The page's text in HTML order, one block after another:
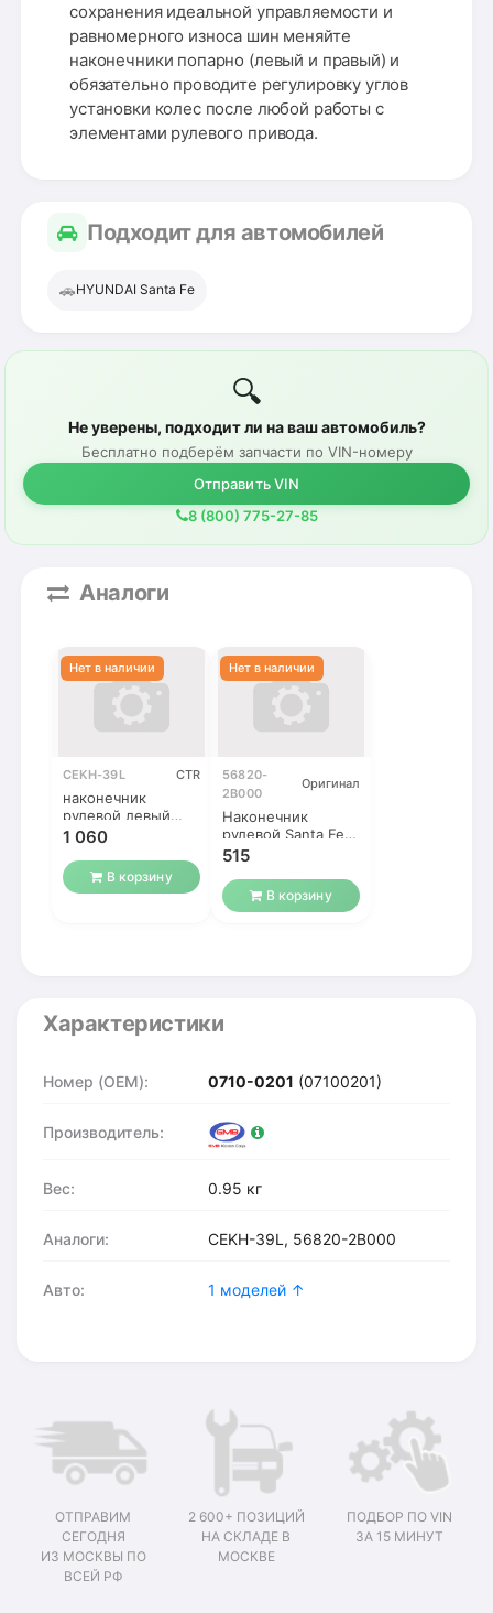
сохранения идеальной управляемости и
равномерного износа шин меняйте
наконечники попарно (левый и правый) и
обязательно проводите регулировку углов
установки колес после любой работы с
элементами рулевого привода.
Подходит для автомобилей
🚗HYUNDAI Santa Fe
🔍
Не уверены, подходит ли на ваш автомобиль?
Бесплатно подберём запчасти по VIN-номеру
Отправить VIN
8 (800) 775-27-85
Аналоги
CEKH-39L CTR
наконечник
рулевой левый
SANTA FE NEW /
1 060
В корзину
56820-
2B000
Оригинал
Наконечник
рулевой Santa Fe 2
(Санта Фе) / ix55
515
В корзину
Характеристики
Номер (OEM): 0710-0201 (07100201)
Производитель:
Вес: 0.95 кг
Аналоги: CEKH-39L, 56820-2B000
Авто: 1 моделей ↑
ОТПРАВИМ
СЕГОДНЯ
ИЗ МОСКВЫ ПО
ВСЕЙ РФ
2 600+ ПОЗИЦИЙ
НА СКЛАДЕ В
МОСКВЕ
ПОДБОР ПО VIN
ЗА 15 МИНУТ